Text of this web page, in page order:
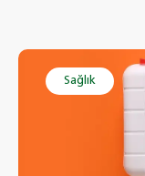
Sağlık